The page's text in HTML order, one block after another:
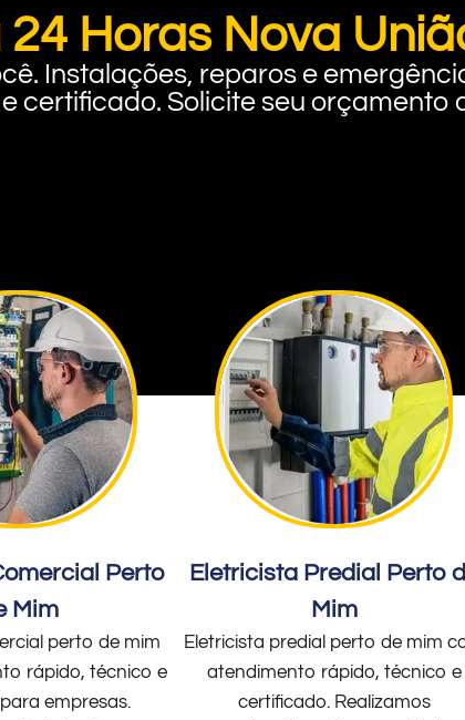
24 Horas Nova
Instalações, reparos e
certificado. Solicite seu orçamento
Perto
Mim
perto de mim
rápido, técnico e
empresas.
Eletricista Predial Perto
Mim
Eletricista predial perto de mim
atendimento rápido, técnico e
certificado. Realizamos